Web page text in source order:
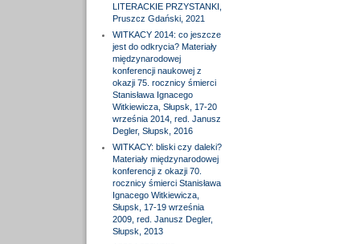
LITERACKIE PRZYSTANKI,
Pruszcz Gdański, 2021
WITKACY 2014: co jeszcze
jest do odkrycia? Materiały
międzynarodowej
konferencji naukowej z
okazji 75. rocznicy śmierci
Stanisława Ignacego
Witkiewicza, Słupsk, 17-20
września 2014, red. Janusz
Degler, Słupsk, 2016
WITKACY: bliski czy daleki?
Materiały międzynarodowej
konferencji z okazji 70.
rocznicy śmierci Stanisława
Ignacego Witkiewicza,
Słupsk, 17-19 września
2009, red. Janusz Degler,
Słupsk, 2013